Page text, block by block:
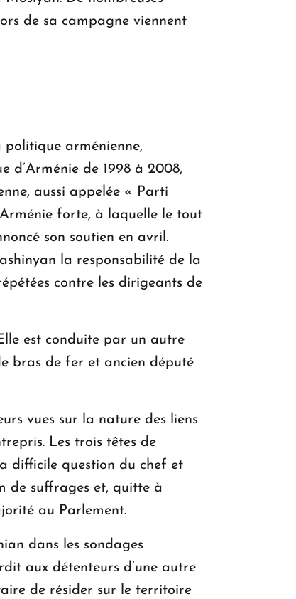
de sa campagne viennent
arménienne,
d’Arménie de 1998 à 2008,
aussi appelée « Parti
forte, à laquelle le tout
son soutien en avril.
la responsabilité de la
contre les dirigeants de
est conduite par un autre
bras de fer et ancien député
vues sur la nature des liens
Les trois têtes de
difficile question du chef et
de suffrages et, quitte à
au Parlement.
dans les sondages
aux détenteurs d’une autre
de résider sur le territoire